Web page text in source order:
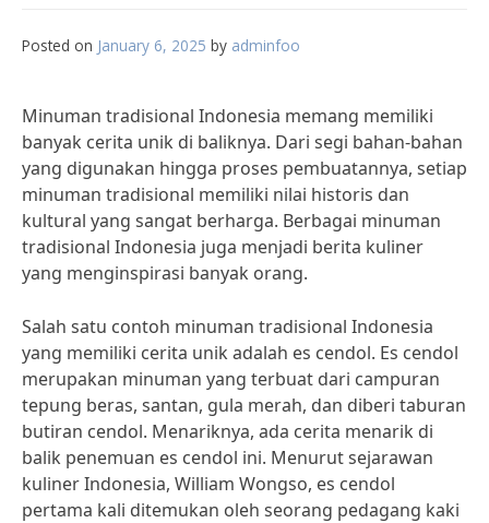
Posted on January 6, 2025 by adminfoo
Minuman tradisional Indonesia memang memiliki
banyak cerita unik di baliknya. Dari segi bahan-bahan
yang digunakan hingga proses pembuatannya, setiap
minuman tradisional memiliki nilai historis dan
kultural yang sangat berharga. Berbagai minuman
tradisional Indonesia juga menjadi berita kuliner
yang menginspirasi banyak orang.
Salah satu contoh minuman tradisional Indonesia
yang memiliki cerita unik adalah es cendol. Es cendol
merupakan minuman yang terbuat dari campuran
tepung beras, santan, gula merah, dan diberi taburan
butiran cendol. Menariknya, ada cerita menarik di
balik penemuan es cendol ini. Menurut sejarawan
kuliner Indonesia, William Wongso, es cendol
pertama kali ditemukan oleh seorang pedagang kaki